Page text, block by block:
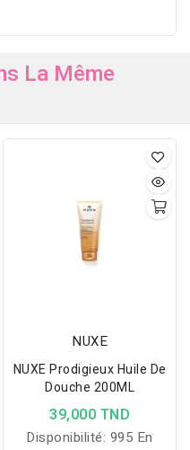
La Même
NUXE
NUXE Prodigieux Huile De
Douche 200ML
39,000 TND
Disponibilité: 995 En